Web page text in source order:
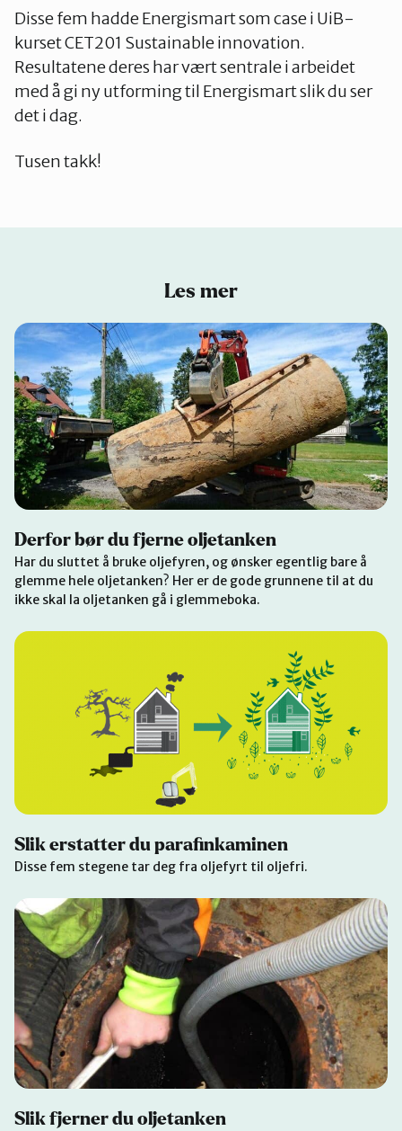
Disse fem hadde Energismart som case i UiB-
kurset CET201 Sustainable innovation.
Resultatene deres har vært sentrale i arbeidet
med å gi ny utforming til Energismart slik du ser
det i dag.
Tusen takk!
Les mer
Derfor bør du fjerne oljetanken
Har du sluttet å bruke oljefyren, og ønsker egentlig bare å
glemme hele oljetanken? Her er de gode grunnene til at du
ikke skal la oljetanken gå i glemmeboka.
Slik erstatter du parafinkaminen
Disse fem stegene tar deg fra oljefyrt til oljefri.
Slik fjerner du oljetanken